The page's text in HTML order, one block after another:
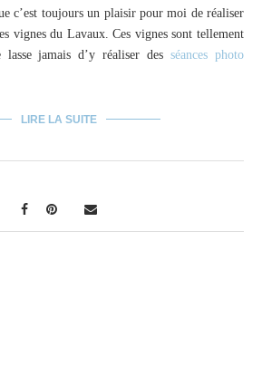
c’est toujours un plaisir pour moi de réaliser
vignes du Lavaux. Ces vignes sont tellement
lasse jamais d’y réaliser desséances photo
LIRE LA SUITE